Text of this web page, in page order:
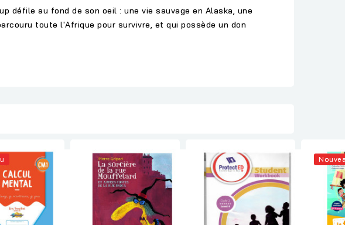
défile au fond de son oeil : une vie sauvage en Alaska, une
toute l'Afrique pour survivre, et qui possède un don